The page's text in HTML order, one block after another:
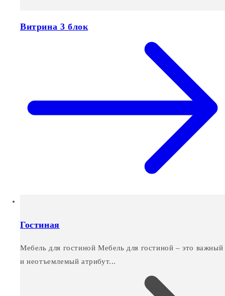
Витрина 3 блок
Гостиная
Мебель для гостиной Мебель для гостиной – это важный
и неотъемлемый атрибут...